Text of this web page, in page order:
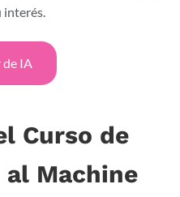
interés.
IA
Curso de
Machine